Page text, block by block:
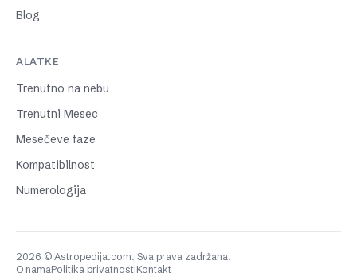
Blog
ALATKE
Trenutno na nebu
Trenutni Mesec
Mesečeve faze
Kompatibilnost
Numerologija
2026 © Astropedija.com. Sva prava zadržana.
O namaPolitika privatnostiKontakt